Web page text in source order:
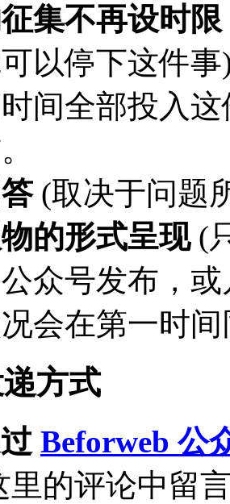
集不再设时
以停下这件
间全部投入
(取决于问题
的形式呈现(
众号发布，
会在第一时
方式
Beforweb 公
里的评论中留